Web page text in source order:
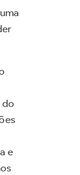
do
e